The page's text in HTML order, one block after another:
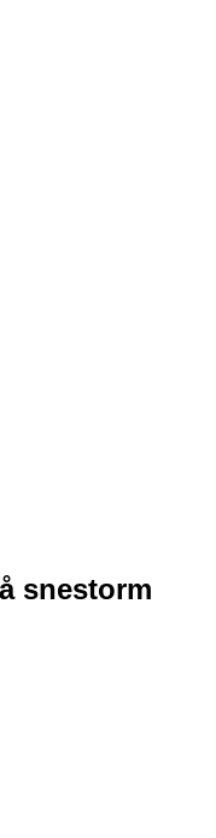
snestorm